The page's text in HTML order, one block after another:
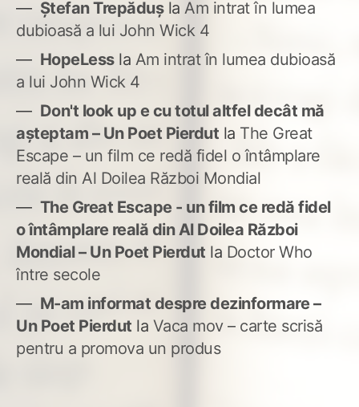
Ștefan Trepădușla Am intrat în lumea
dubioasă a lui John Wick 4
HopeLessla Am intrat în lumea dubioasă
a lui John Wick 4
Don't look up e cu totul altfel decât mă
așteptam – Un Poet Pierdut la The Great
Escape – un film ce redă fidel o întâmplare
reală din Al Doilea Război Mondial
The Great Escape - un film ce redă fidel
o întâmplare reală din Al Doilea Război
Mondial – Un Poet Pierdut la Doctor Who
între secole
M-am informat despre dezinformare –
Un Poet Pierdut la Vaca mov – carte scrisă
pentru a promova un produs